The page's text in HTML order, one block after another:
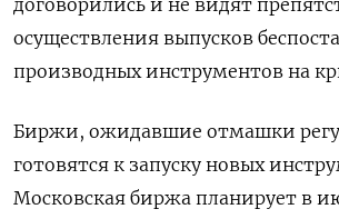
договорились и не видят
осуществления выпусков
производных инструментов на
Биржи, ожидавшие отмашки
готовятся к запуску новых
Московская биржа планирует в